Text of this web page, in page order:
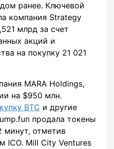
ранее. Ключевой
компания Strategy
млрд за счет
акций и
на покупку 21 021
MARA Holdings,
на $950 млн.
BTC и другие
продала токены
минут, отметив
ICO. Mill City Ventures